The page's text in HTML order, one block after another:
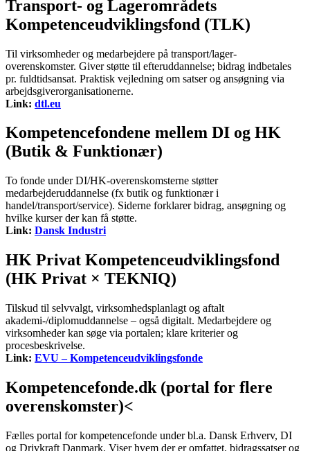
Transport- og Lagerområdets
Kompetenceudviklingsfond (TLK)
Til virksomheder og medarbejdere på transport/lager-
overenskomster. Giver støtte til efteruddannelse; bidrag indbetales
pr. fuldtidsansat. Praktisk vejledning om satser og ansøgning via
arbejdsgiverorganisationerne.
Link: dtl.eu
Kompetencefondene mellem DI og HK
(Butik & Funktionær)
To fonde under DI/HK-overenskomsterne støtter
medarbejderuddannelse (fx butik og funktionær i
handel/transport/service). Siderne forklarer bidrag, ansøgning og
hvilke kurser der kan få støtte.
Link: Dansk Industri
HK Privat Kompetenceudviklingsfond
(HK Privat × TEKNIQ)
Tilskud til selvvalgt, virksomhedsplanlagt og aftalt
akademi-/diplomuddannelse – også digitalt. Medarbejdere og
virksomheder kan søge via portalen; klare kriterier og
procesbeskrivelse.
Link: EVU – Kompetenceudviklingsfonde
Kompetencefonde.dk (portal for flere
overenskomster)<
Fælles portal for kompetencefonde under bl.a. Dansk Erhverv, DI
og Drivkraft Danmark. Viser hvem der er omfattet, bidragssatser og